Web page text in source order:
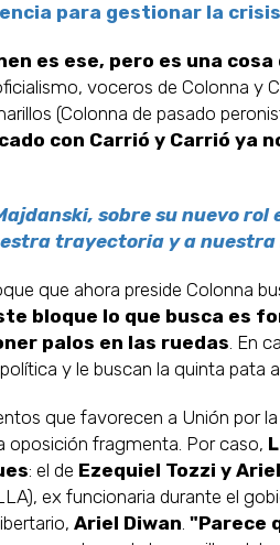
para gestionar la crisis
es ese, pero es una cosa
voceros de Colonna y
(Colonna de pasado
con Carrió y Carrió ya
sobre su nuevo rol
trayectoria y a
que ahora preside Colonna
bloque lo que busca es
palos en las ruedas. En
y le buscan la quinta pata
que favorecen a Unión por
oposición fragmenta. Por caso,
: el de Ezequiel Tozzi y
ex funcionaria durante el
Ariel Diwan. "Parece